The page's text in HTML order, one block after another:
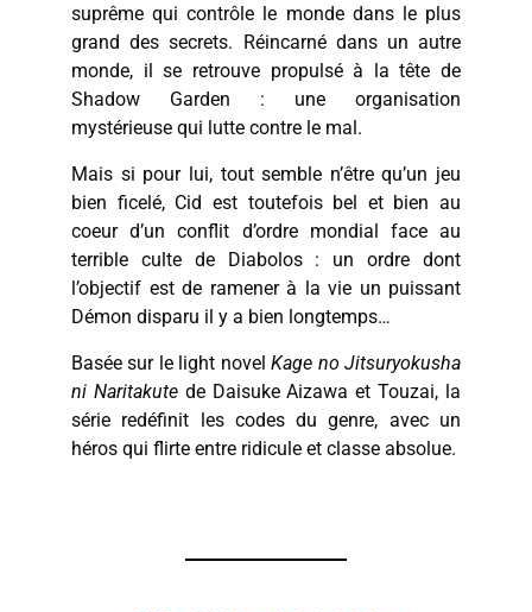
suprême qui contrôle le monde dans le plus
grand des secrets. Réincarné dans un autre
monde, il se retrouve propulsé à la tête de
Shadow Garden : une organisation
mystérieuse qui lutte contre le mal.
Mais si pour lui, tout semble n’être qu’un jeu
bien ficelé, Cid est toutefois bel et bien au
coeur d’un conflit d’ordre mondial face au
terrible culte de Diabolos : un ordre dont
l’objectif est de ramener à la vie un puissant
Démon disparu il y a bien longtemps…
Basée sur le light novelKage no Jitsuryokusha
ni Naritakutede Daisuke Aizawa et Touzai, la
série redéfinit les codes du genre, avec un
héros qui flirte entre ridicule et classe absolue.